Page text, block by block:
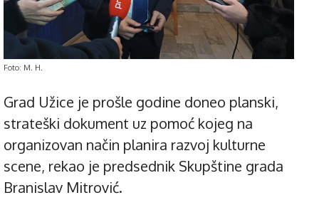
Foto: M. H.
Grad Užice je prošle godine doneo planski,
strateški dokument uz pomoć kojeg na
organizovan način planira razvoj kulturne
scene, rekao je predsednik Skupštine grada
Branislav Mitrović.